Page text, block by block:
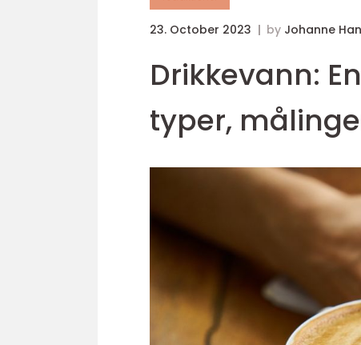
23. October 2023 by Johanne
Drikkevann:
typer,